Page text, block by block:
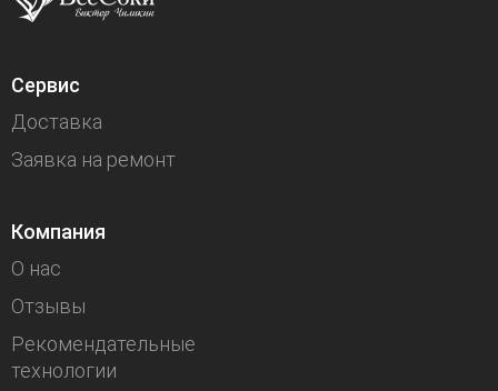
Сервис
Доставка
Заявка на ремонт
Компания
О нас
Отзывы
Рекомендательные
технологии